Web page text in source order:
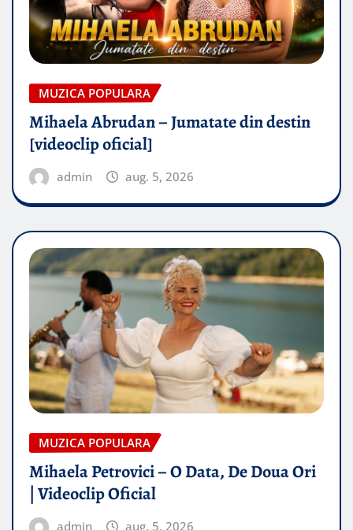
MUZICA POPULARA
Mihaela Abrudan – Jumatate din destin
[videoclip oficial]
admin aug. 5, 2026
MUZICA POPULARA
Mihaela Petrovici – O Data, De Doua Ori
| Videoclip Oficial
admin aug. 5, 2026